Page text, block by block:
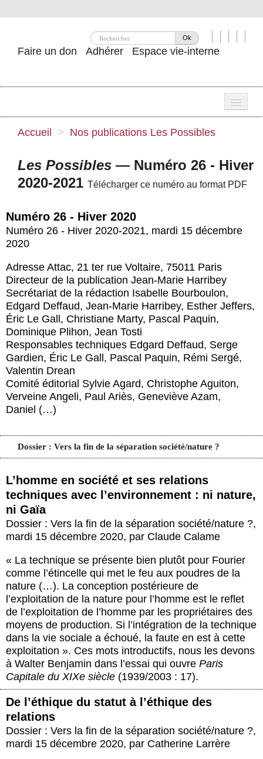
Ok
Faire un don Adhérer Espace vie-interne
Nos idées
Publications
Agenda
Actus et médias
Boutique
Accueil > Nos publications Les Possibles
Les Possibles — Numéro 26 - Hiver
2020-2021 Télécharger ce numéro au format PDF
Numéro 26 - Hiver 2020
Numéro 26 - Hiver 2020-2021, mardi 15 décembre
2020
Adresse Attac, 21 ter rue Voltaire, 75011 Paris
Directeur de la publication Jean-Marie Harribey
Secrétariat de la rédaction Isabelle Bourboulon,
Edgard Deffaud, Jean-Marie Harribey, Esther Jeffers,
Éric Le Gall, Christiane Marty, Pascal Paquin,
Dominique Plihon, Jean Tosti
Responsables techniques Edgard Deffaud, Serge
Gardien, Éric Le Gall, Pascal Paquin, Rémi Sergé,
Valentin Drean
Comité éditorial Sylvie Agard, Christophe Aguiton,
Verveine Angeli, Paul Ariès, Geneviève Azam,
Daniel (…)
Dossier : Vers la fin de la séparation société/nature ?
L’homme en société et ses relations
techniques avec l’environnement : ni nature,
ni Gaïa
Dossier : Vers la fin de la séparation société/nature ?,
mardi 15 décembre 2020, par Claude Calame
« La technique se présente bien plutôt pour Fourier
comme l’étincelle qui met le feu aux poudres de la
nature (…). La conception postérieure de
l’exploitation de la nature pour l’homme est le reflet
de l’exploitation de l’homme par les propriétaires des
moyens de production. Si l’intégration de la technique
dans la vie sociale a échoué, la faute en est à cette
exploitation ». Ces mots introductifs, nous les devons
à Walter Benjamin dans l’essai qui ouvre Paris
Capitale du XIXe siècle (1939/2003 : 17).
De l’éthique du statut à l’éthique des
relations
Dossier : Vers la fin de la séparation société/nature ?,
mardi 15 décembre 2020, par Catherine Larrère